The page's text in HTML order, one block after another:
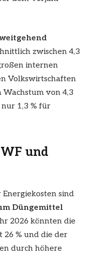
zwischen 4,3
internen
Volkswirtschaften
Wachstum von 4,3
1,3 % für
und
sind
Düngemittel
2026 könnten die
26 % und die der
durch höhere